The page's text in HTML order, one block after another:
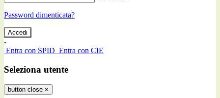
Password dimenticata?
-
Entra con SPID Entra con CIE
Seleziona utente
button close ×